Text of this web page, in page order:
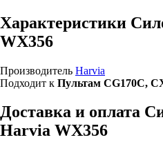
Характеристики
WX356
Производитель Harvia
Подходит к Пультам CG170С,
Доставка и оплата
Harvia WX356